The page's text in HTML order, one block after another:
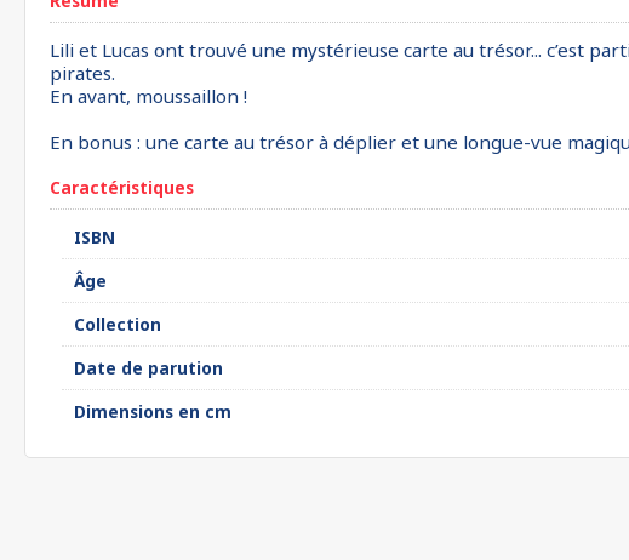
Lili et Lucas ont trouvé une mystérieuse carte au trésor... c’est
pirates.
En avant, moussaillon !
En bonus : une carte au trésor à déplier et une longue-vue
Caractéristiques
ISBN
Âge
Collection
Date de parution
Dimensions en cm